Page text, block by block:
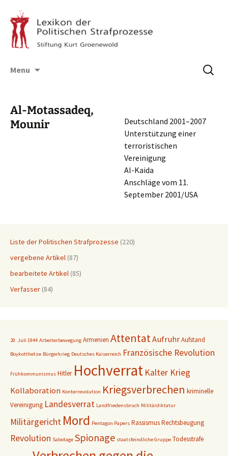
Menu
Suchen
nach:
Al-Motassadeq,
Mounir
Deutsch­land 2001–2007
Unter­stüt­zung einer
terro­ris­ti­schen
Vereinigung
Al-Kaida
Anschlä­ge vom 11.
Septem­ber 2001/USA
Liste der Politischen Strafprozesse (220)
vergebene Artikel (87)
bearbeitete Artikel (85)
Verfasser (84)
20. Juli 1944 Arbeiterbewegung Armenien AttentatAufruhrAufstand
Boykotthetze Bürgerkrieg Deutsches Kaiserreich Französische Revolution
Frühkommunismus Hitler Hochverrat Kalter Krieg
Kollaboration Konterrevolution Kriegsverbrechen kriminelle
Vereinigung Landesverrat Landfriedensbruch Militärdiktatur
Militärgericht Mord Pentagon Papers RassismusRechtsbeugung
Revolution Sabotage Spionage staatsfeindliche Gruppe Todesstrafe